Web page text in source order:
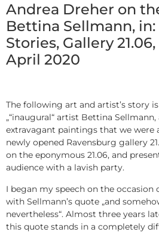
Andrea Dreher on
Bettina Sellmann, in:
Stories, Gallery
April 2020
The following art and artist’s story
„“inaugural“ artist Bettina Sellmann,
extravagant paintings that we were
newly opened Ravensburg gallery
on the eponymous 21.06, and
audience with a lavish party.
I began my speech on the
with Sellmann’s quote „and
nevertheless“. Almost three years
this quote stands in a completely